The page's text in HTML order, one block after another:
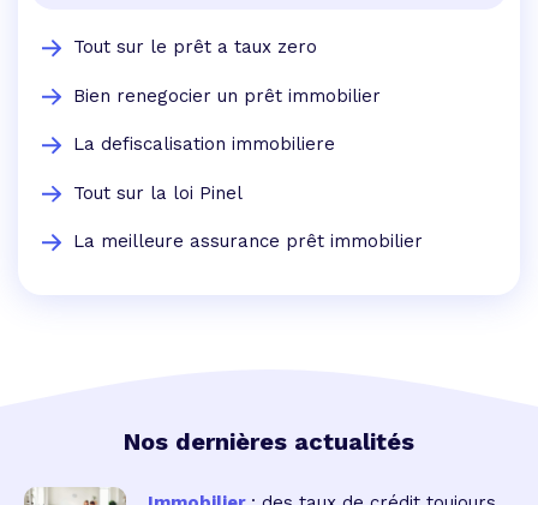
Tout sur le prêt a taux zero
Bien renegocier un prêt immobilier
La defiscalisation immobiliere
Tout sur la loi Pinel
La meilleure assurance prêt immobilier
Nos dernières actualités